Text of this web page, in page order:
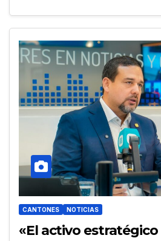
CANTONES NOTICIAS
«El activo estratégico